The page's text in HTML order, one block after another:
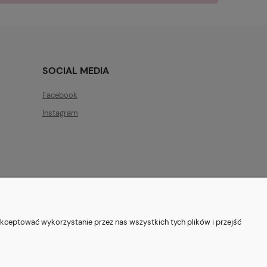
SOCIAL MEDIA
Facebook
Instagram
wykorzystanie przez nas wszystkich tych plików i przejść